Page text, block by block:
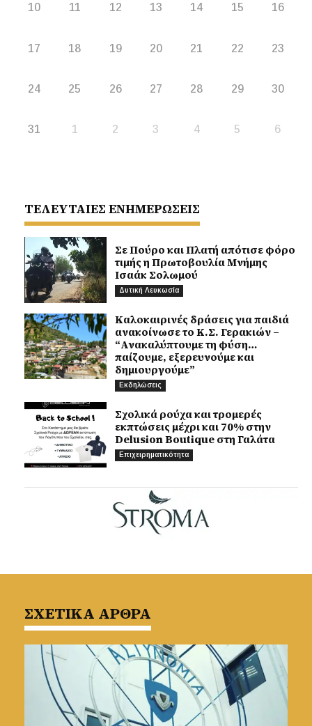
10 11 12 13 14 15 16
17 18 19 20 21 22 23
24 25 26 27 28 29 30
31 1 2 3 4 5 6
ΤΕΛΕΥΤΑΙΕΣ ΕΝΗΜΕΡΩΣΕΙΣ
Σε Πούρο και Πλατή απότισε φόρο
τιμής η Πρωτοβουλία Μνήμης
Ισαάκ Σολωμού
Δυτική Λευκωσία
Καλοκαιρινές δράσεις για παιδιά
ανακοίνωσε το Κ.Σ. Γερακιών –
“Ανακαλύπτουμε τη φύση…
παίζουμε, εξερευνούμε και
δημιουργούμε”
Εκδηλώσεις
Σχολικά ρούχα και τρομερές
εκπτώσεις μέχρι και 70% στην
Delusion Boutique στη Γαλάτα
Επιχειρηματικότητα
ΣΧΕΤΙΚΑ ΑΡΘΡΑ